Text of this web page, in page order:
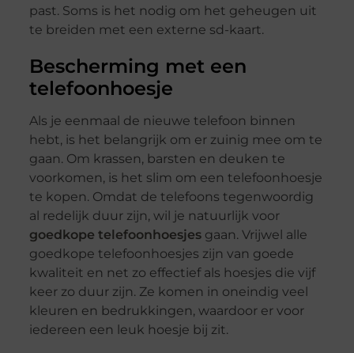
past. Soms is het nodig om het geheugen uit
te breiden met een externe sd-kaart.
Bescherming met een
telefoonhoesje
Als je eenmaal de nieuwe telefoon binnen
hebt, is het belangrijk om er zuinig mee om te
gaan. Om krassen, barsten en deuken te
voorkomen, is het slim om een telefoonhoesje
te kopen. Omdat de telefoons tegenwoordig
al redelijk duur zijn, wil je natuurlijk voor
goedkope telefoonhoesjesgaan. Vrijwel alle
goedkope telefoonhoesjes zijn van goede
kwaliteit en net zo effectief als hoesjes die vijf
keer zo duur zijn. Ze komen in oneindig veel
kleuren en bedrukkingen, waardoor er voor
iedereen een leuk hoesje bij zit.